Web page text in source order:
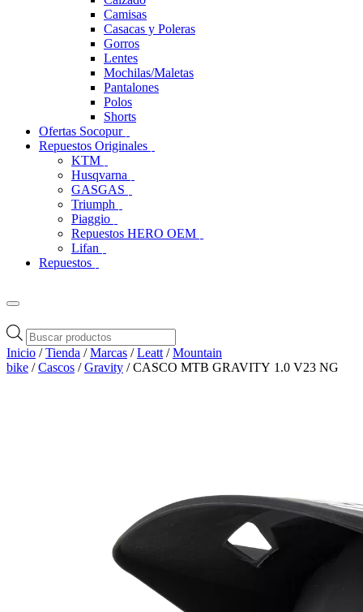
Camisas
Casacas y Poleras
Gorros
Lentes
Mochilas/Maletas
Pantalones
Polos
Shorts
Ofertas Socopur
Repuestos Originales
KTM
Husqvarna
GASGAS
Triumph
Piaggio
Repuestos HERO OEM
Lifan
Repuestos
Búsqueda
de
productos
Inicio /Tienda /Marcas /Leatt /Mountain
bike /Cascos /Gravity / CASCO MTB GRAVITY 1.0 V23 NG